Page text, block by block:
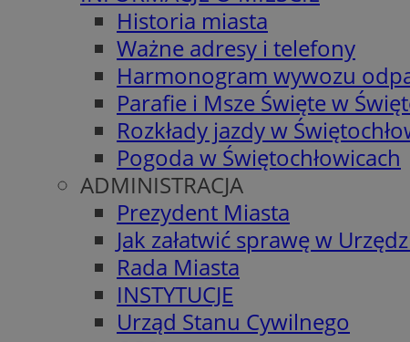
Historia miasta
Ważne adresy i telefony
Harmonogram wywozu
Parafie i Msze Święte w
Rozkłady jazdy w
Pogoda w Świętochłowicach
ADMINISTRACJA
Prezydent Miasta
Jak załatwić sprawę w
Rada Miasta
INSTYTUCJE
Urząd Stanu Cywilnego